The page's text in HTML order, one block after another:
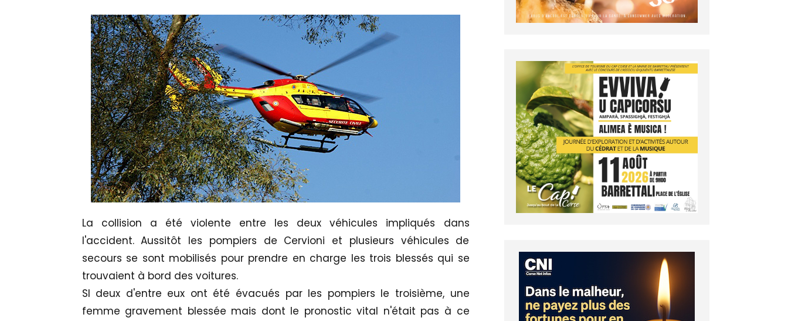
La collision a été violente entre les deux véhicules impliqués dans
l'accident. Aussitôt les pompiers de Cervioni et plusieurs véhicules de
secours se sont mobilisés pour prendre en charge les trois blessés qui se
trouvaient à bord des voitures.
SI deux d'entre eux ont été évacués par les pompiers le troisième, une
femme gravement blessée mais dont le pronostic vital n'était pas à ce